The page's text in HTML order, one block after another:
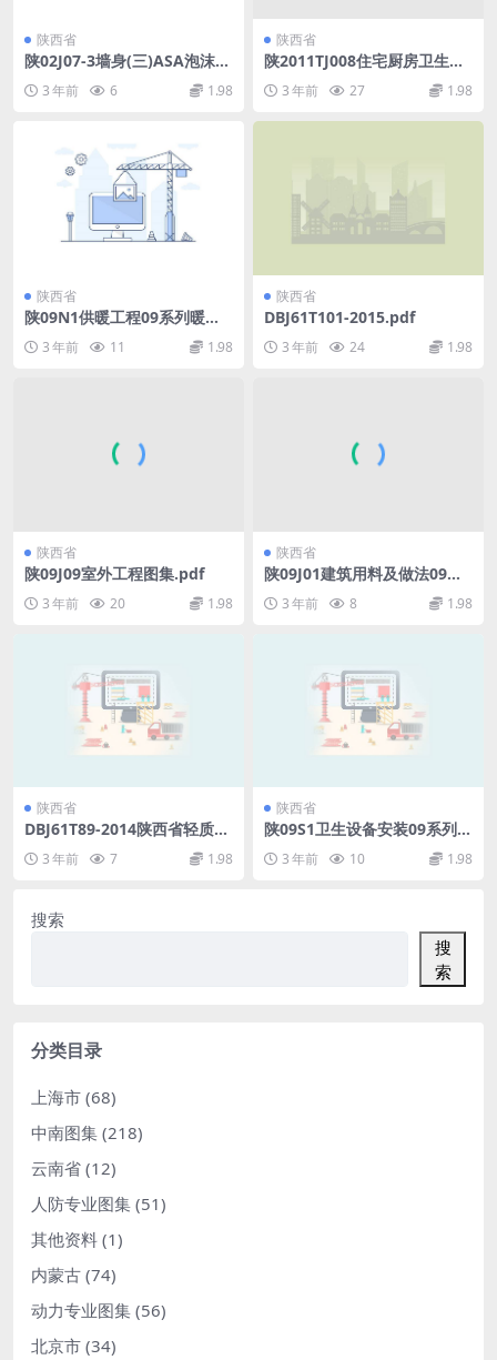
陕西省
陕02J07-3墙身(三)ASA泡沫建
3 年前 6 1.98
陕西省
陕2011TJ008住宅厨房卫生间
聚合物水泥防火型排气道系统.
pdf3 年前 27 1.98
陕西省
陕09N1供暖工程09系列暖通
3 年前 11 1.98
陕西省
DBJ61T101-2015.pdf
3 年前 24 1.98
陕西省
陕09J09室外工程图集.pdf
3 年前 20 1.98
陕西省
陕09J01建筑用料及做法09系
3 年前 8 1.98
陕西省
DBJ61T89-2014陕西省轻质蒸
压砂加气混凝土砌块及板材技
术规程[附条文说明].pdf
3 年前 7 1.98
陕西省
陕09S1卫生设备安装09系列给
3 年前 10 1.98
搜索
搜
索
分类目录
上海市 (68)
中南图集 (218)
云南省 (12)
人防专业图集 (51)
其他资料 (1)
内蒙古 (74)
动力专业图集 (56)
北京市 (34)